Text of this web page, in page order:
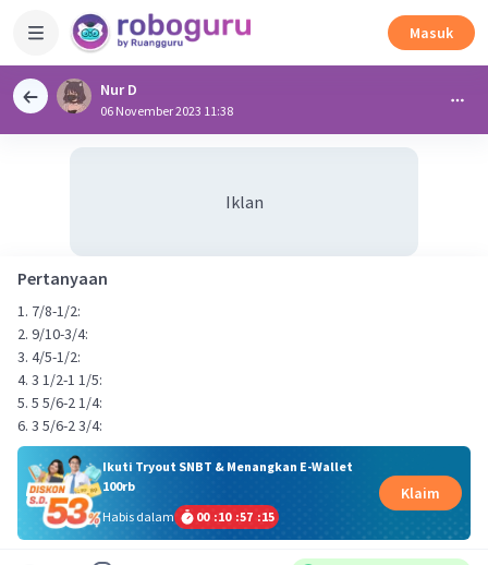
Masuk
Nur D
06 November 2023 11:38
Iklan
Pertanyaan
1. 7/8-1/2:
2. 9/10-3/4:
3. 4/5-1/2:
4. 3 1/2-1 1/5:
5. 5 5/6-2 1/4:
6. 3 5/6-2 3/4:
Ikuti Tryout SNBT & Menangkan E-Wallet
100rb
Habis dalam
00 :10 :57 :14
Klaim